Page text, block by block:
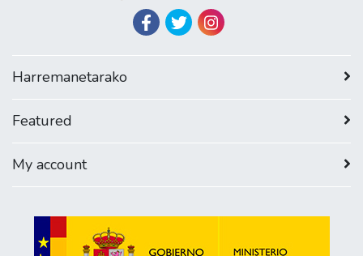
Harremanetarako
Featured
My account